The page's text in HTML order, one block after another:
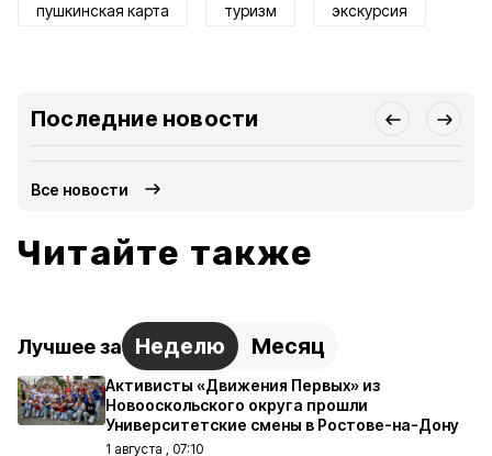
пушкинская карта туризм экскурсия
Последние новости
Все новости
Читайте также
Лучшее за Неделю Месяц
Активисты «Движения Первых» из
Новооскольского округа прошли
Университетские смены в Ростове-на-Дону
1 августа , 07:10